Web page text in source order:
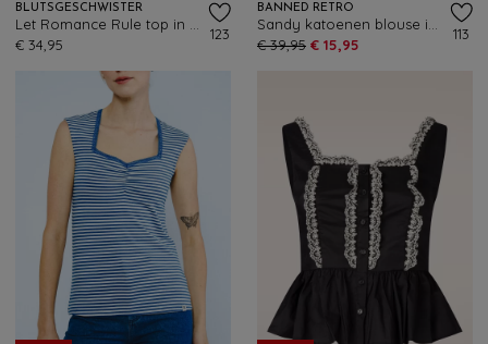
BLUTSGESCHWISTER
€ 34,95
123
BANNED RETRO
€ 39,95 € 15,95
113